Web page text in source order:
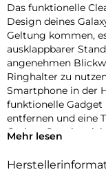
Das funktionelle
Design deines
Geltung kommen,
ausklappbarer
angenehmen
Ringhalter zu
Smartphone in der
funktionelle Gadget
entfernen und eine
Gadget Case ist
Mehr lesen